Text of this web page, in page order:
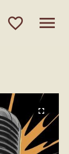
favorite_outlinedmenu
fullscreen